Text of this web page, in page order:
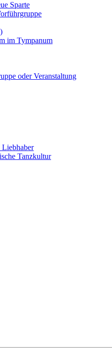
Sparte
im Tympanum
oder Veranstaltung
Tanzkultur